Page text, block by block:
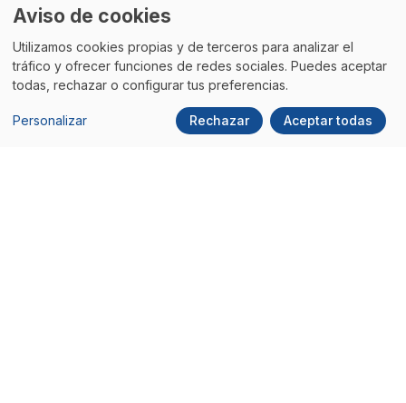
Quizástambién te interese
Aviso de cookies
Utilizamos cookies propias y de terceros para analizar el
tráfico y ofrecer funciones de redes sociales. Puedes aceptar
todas, rechazar o configurar tus preferencias.
Personalizar Rechazar Aceptar todas